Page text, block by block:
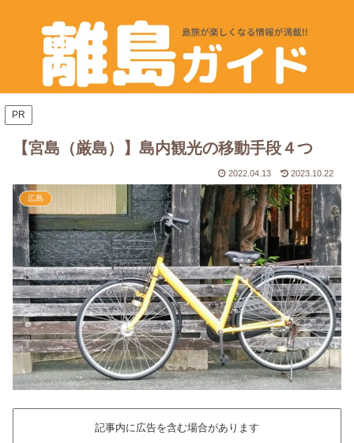
PR
【宮島（厳島）】島内観光の移動手段４つ
2022.04.13 2023.10.22
広島
記事内に広告を含む場合があります